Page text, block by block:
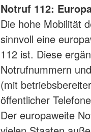
Notruf 112:
Die hohe Mobilität
sinnvoll eine
112 ist. Diese
Notrufnummern
(mit
öffentlicher
Der europaweite